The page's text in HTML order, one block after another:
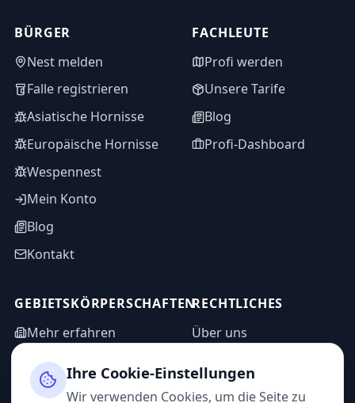
BÜRGER
Nest melden
Falle registrieren
Asiatische Hornisse
Europäische Hornisse
Wespennest
Mein Konto
Blog
Kontakt
FACHLEUTE
Profi werden
Unsere Tarife
Blog
Profi-Dashboard
GEBIETSKÖRPERSCHAFTEN
Mehr erfahren
Informationsanfrage
Admin-Bereich
RECHTLICHES
Über uns
Impressum
Ihre Cookie-Einstellungen
Wir verwenden Cookies, um die Seite zu